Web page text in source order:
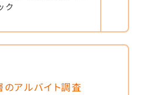
ク
アルバイト調査